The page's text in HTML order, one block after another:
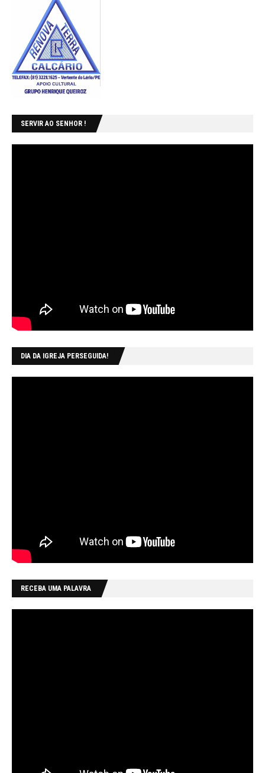
SERVIR AO SENHOR !
DIA DA IGREJA PERSEGUIDA!
RECEBA UMA PALAVRA